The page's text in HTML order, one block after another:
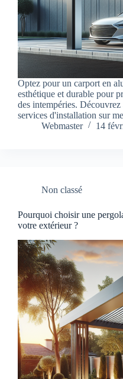
Optez pour un carport en
esthétique et durable pour
des intempéries. Découvrez
services d'installation sur
Webmaster
14
Non classé
Pourquoi choisir une
votre extérieur ?